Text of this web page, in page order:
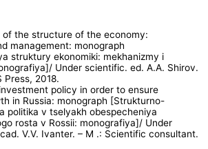
of the structure of the economy:
management: monograph
struktury ekonomiki: mekhanizmy i
Under scientific. ed. A.A. Shirov.
Press, 2018.
policy in order to ensure
in Russia: monograph [Strukturno-
politika v tselyakh obespecheniya
rosta v Rossii: monografiya]/ Under
V.V. Ivanter. – M .: Scientific consultant.